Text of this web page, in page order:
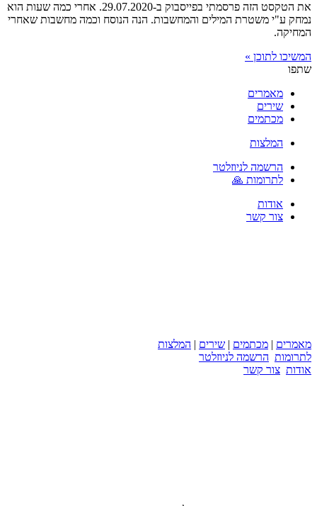
את הטקסט הזה פרסמתי בפייסבוק ב-29.07.2020. אחרי כמה שעות הוא
נמחק ע"י משטרת המילים והמחשבות. הנה הנוסח וכמה מחשבות שאחרי
המחיקה.
המשיכו לתוכן »
שתפו
מאמרים
שירים
מכתמים
המלצות
הרשמה לניוזלטר
לתרומות 🙏
אודות
צור קשר
מאמרים | מכתמים | שירים | המלצות
לתרומות הרשמה לניוזלטר
אודות צור קשר